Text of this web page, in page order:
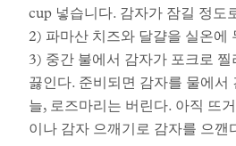
cup 넣습니다. 감자가 잠길 정도
2) 파마산 치즈와 달걀을 실온에
3) 중간 불에서 감자가 포크로 찔
끓인다. 준비되면 감자를 물에서
늘, 로즈마리는 버린다. 아직 뜨
이나 감자 으깨기로 감자를 으깬